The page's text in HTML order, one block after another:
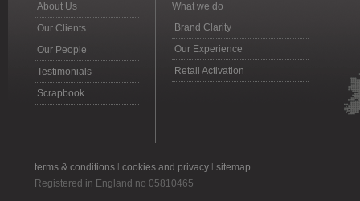
About Us
Our Clients
Our People
Testimonials
Scrapbook
What we do
Brand Clarity
Our Experience
Retail Activation
terms & conditions cookies and privacy
sitemap
Registered in England no 05810465